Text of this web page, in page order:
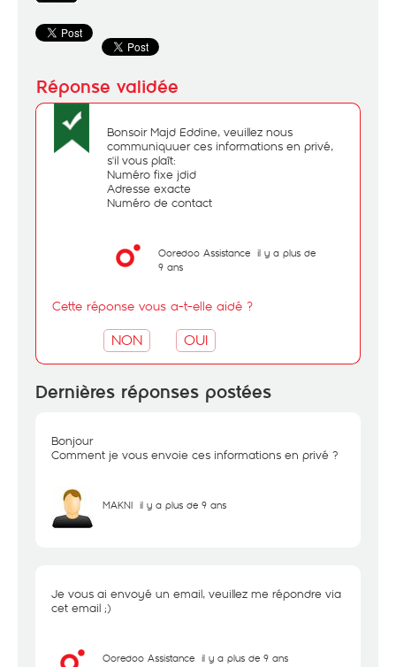
Bonsoir Majd Eddine, veuillez nous
communiquuer ces informations en privé,
s'il vous plaît:
Numéro fixe jdid
Adresse exacte
Numéro de contact
Ooredoo Assistance il y a plus de
9 ans
Cette réponse vous a-t-elle aidé ?
NON OUI
Dernières réponses postées
Bonjour
Comment je vous envoie ces informations en privé ?
MAKNI il y a plus de 9 ans
Je vous ai envoyé un email, veuillez me répondre via
cet email ;)
Ooredoo Assistance il y a plus de 9 ans